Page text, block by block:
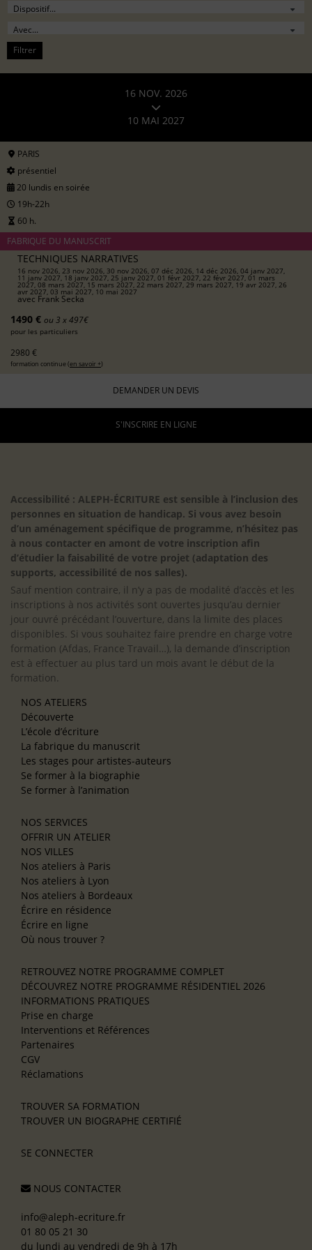
Filtrer
16 NOV. 2026
10 MAI 2027
PARIS
présentiel
20 lundis en soirée
19h-22h
60 h.
FABRIQUE DU MANUSCRIT
TECHNIQUES NARRATIVES
16 nov 2026, 23 nov 2026, 30 nov 2026, 07 déc 2026, 14 déc 2026, 04 janv 2027,
11 janv 2027, 18 janv 2027, 25 janv 2027, 01 févr 2027, 22 févr 2027, 01 mars
2027, 08 mars 2027, 15 mars 2027, 22 mars 2027, 29 mars 2027, 19 avr 2027, 26
avr 2027, 03 mai 2027, 10 mai 2027
avec Frank Secka
1490 € ou 3 x 497€
pour les particuliers
2980 €
formation continue (en savoir +)
DEMANDER UN DEVIS
S'INSCRIRE EN LIGNE
Accessibilité : ALEPH-ÉCRITURE est sensible à l’inclusion des
personnes en situation de handicap. Si vous avez besoin
d’un aménagement spécifique de programme, n’hésitez pas
à nous contacter en amont de votre inscription afin
d’étudier la faisabilité de votre projet (adaptation des
supports, accessibilité de nos salles).
Sauf mention contraire, il n’y a pas de modalité d’accès et les
inscriptions à nos activités sont ouvertes jusqu’au dernier
jour ouvré précédant l’ouverture, dans la limite des places
disponibles. Si vous souhaitez faire prendre en charge votre
formation (Afdas, France Travail…), la demande d’inscription
est à effectuer au plus tard un mois avant le début de la
formation.
NOS ATELIERS
Découverte
L’école d’écriture
La fabrique du manuscrit
Les stages pour artistes-auteurs
Se former à la biographie
Se former à l’animation
NOS SERVICES
OFFRIR UN ATELIER
NOS VILLES
Nos ateliers à Paris
Nos ateliers à Lyon
Nos ateliers à Bordeaux
Écrire en résidence
Écrire en ligne
Où nous trouver ?
RETROUVEZ NOTRE PROGRAMME COMPLET
DÉCOUVREZ NOTRE PROGRAMME RÉSIDENTIEL 2026
INFORMATIONS PRATIQUES
Prise en charge
Interventions et Références
Partenaires
CGV
Réclamations
TROUVER SA FORMATION
TROUVER UN BIOGRAPHE CERTIFIÉ
SE CONNECTER
NOUS CONTACTER
info@aleph-ecriture.fr
01 80 05 21 30
du lundi au vendredi de 9h à 17h